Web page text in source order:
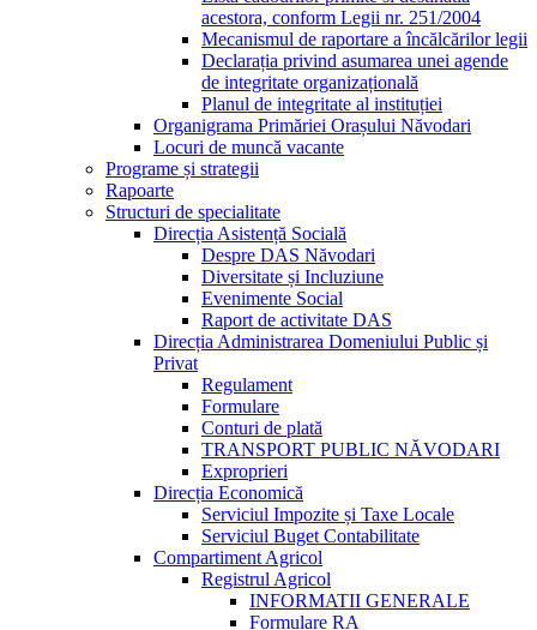
acestora, conform Legii nr. 251/2004
Mecanismul de raportare a încălcărilor legii
Declarația privind asumarea unei agende
de integritate organizațională
Planul de integritate al instituției
Organigrama Primăriei Orașului Năvodari
Locuri de muncă vacante
Programe și strategii
Rapoarte
Structuri de specialitate
Direcția Asistență Socială
Despre DAS Năvodari
Diversitate și Incluziune
Evenimente Social
Raport de activitate DAS
Direcția Administrarea Domeniului Public și
Privat
Regulament
Formulare
Conturi de plată
TRANSPORT PUBLIC NĂVODARI
Exproprieri
Direcția Economică
Serviciul Impozite și Taxe Locale
Serviciul Buget Contabilitate
Compartiment Agricol
Registrul Agricol
INFORMATII GENERALE
Formulare RA